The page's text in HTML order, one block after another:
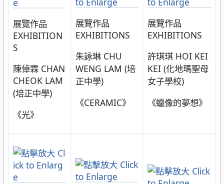
展覽作品
EXHIBITION
S
陳倬霖 CHAN
CHEOK LAM
(培正中學)
《光》
展覽作品
EXHIBITIONS
朱詠琳 CHU
WENG LAM (培
正中學)
《CERAMIC》
展覽作品
EXHIBITIONS
許琪琪 HOI KEI
KEI (化地瑪聖母
女子學校)
《蠟像的夢想》